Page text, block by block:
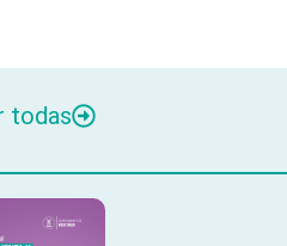
todas